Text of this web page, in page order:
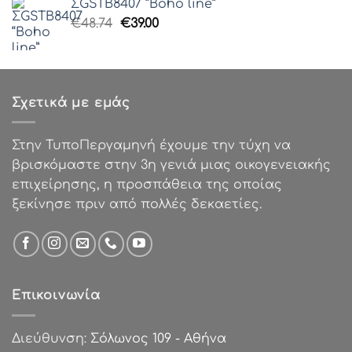
€54.99.είναι:
ΣGSTB8407 “Boho line”
€48.74 Original
€48.74.
€39.00Η
είναι:
Σχετικά με εμάς
Στην ΤυποΠεργαμηνή έχουμε την τύχη να
βρισκόμαστε στην 3η γενιά μιας οικογενειακής
επιχείρησης, η προσπάθεια της οποίας
ξεκίνησε πριν από πολλές δεκαετίες.
Επικοινωνία
Διεύθυνση: Σόλωνος 109 - Αθήνα